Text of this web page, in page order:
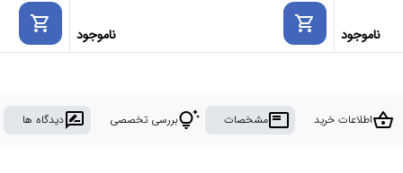
ناموجود ناموجود
shopping_cart
shopping_cart
shopping_basketاطلاعات خرید featured_play_listمشخصات tips_and_updatesبررسی تخصصی rate_reviewدیدگاه ها